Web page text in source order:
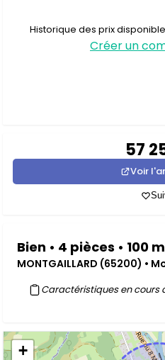
Historique des prix
Créer un
57
Voir
Bien • 4 pièces • 100
MONTGAILLARD (65200) •
Caractéristiques en cours
+